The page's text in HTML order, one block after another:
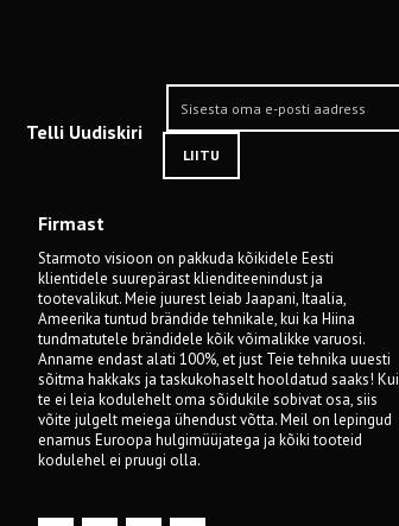
Telli Uudiskiri
LIITU
Firmast
Starmoto visioon on pakkuda kõikidele Eesti
klientidele suurepärast klienditeenindust ja
tootevalikut. Meie juurest leiab Jaapani, Itaalia,
Ameerika tuntud brändide tehnikale, kui ka Hiina
tundmatutele brändidele kõik võimalikke varuosi.
Anname endast alati 100%, et just Teie tehnika uuesti
sõitma hakkaks ja taskukohaselt hooldatud saaks! Kui
te ei leia kodulehelt oma sõidukile sobivat osa, siis
võite julgelt meiega ühendust võtta. Meil on lepingud
enamus Euroopa hulgimüüjatega ja kõiki tooteid
kodulehel ei pruugi olla.